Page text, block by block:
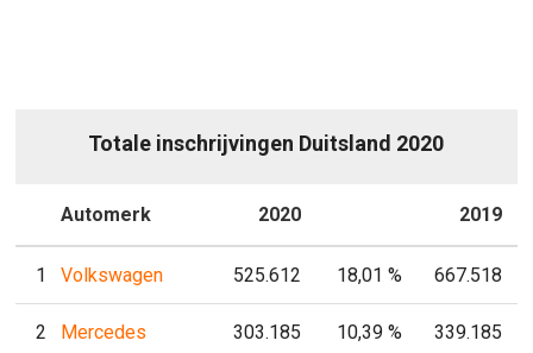
Totale inschrijvingen Duitsland 2020
Automerk 2020 2019
1 Volkswagen 525.612 18,01 % 667.518
2 Mercedes 303.185 10,39 % 339.185